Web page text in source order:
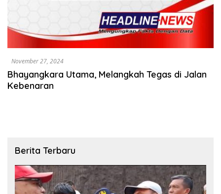
November 27, 2024
Bhayangkara Utama, Melangkah Tegas di Jalan
Kebenaran
Berita Terbaru